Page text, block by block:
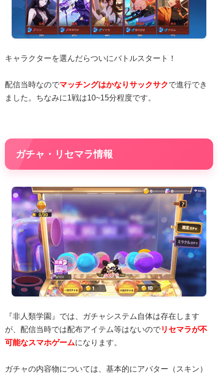
キャラクターを選んだらついにバトルスタート！
配信当時なのでマッチングはかなりサックサクで進行でき
ました。ちなみに1戦は10~15分程度です。
ガチャ・リセマラ情報
『非人類学園』では、ガチャシステム自体は存在します
が、配信当時では配布アイテム等はないのでリセマラが不
可能なスマホゲームになります。
ガチャの内容物については、基本的にアバター（スキン）